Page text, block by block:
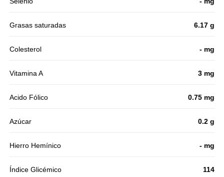
Grasas saturadas 6.17 g
Colesterol - mg
Vitamina A 3 mg
Acido Fólico 0.75 mg
Azúcar 0.2 g
Hierro Hemínico - mg
Índice Glicémico 114